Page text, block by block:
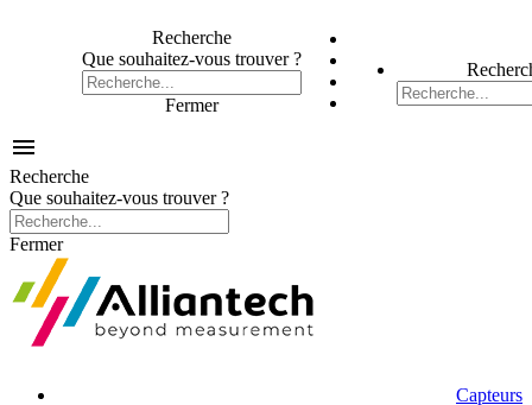
Recherche
Que souhaitez-vous trouver ?
Fermer

Recherche
Que souhaitez-vous trouver ?
Fermer
Capteurs